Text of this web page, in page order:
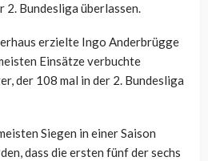
2. Bundesliga überlassen.
erzielte Ingo Anderbrügge
Einsätze verbuchte
der 108 mal in der 2. Bundesliga
Siegen in einer Saison
dass die ersten fünf der sechs